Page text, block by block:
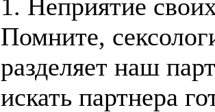
1. Неприятие
Помните,
разделяет наш
искать партнера